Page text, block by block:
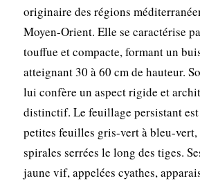
originaire des régions
Moyen-Orient. Elle se caractérise
touffue et compacte, formant un
atteignant 30 à 60 cm de hauteur.
lui confère un aspect rigide et
distinctif. Le feuillage persistant est
petites feuilles gris-vert à bleu-vert,
spirales serrées le long des tiges.
jaune vif, appelées cyathes,